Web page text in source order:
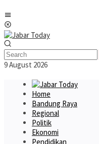
to
content
9 August 2026
Home
Bandung Raya
Regional
Politik
Ekonomi
Pendidikan